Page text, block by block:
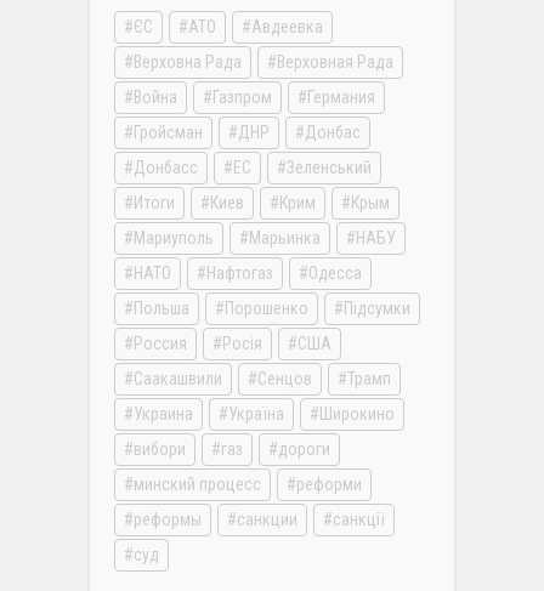
ЄС АТО
Авдеевка
Верховна Рада
Верховная Рада
Война
Газпром
Германия
Гройсман
ДНР
Донбас
Донбасс
ЕС
Зеленський
Итоги
Киев Крим
Крым
Мариуполь
Марьинка
НАБУ
НАТО
Нафтогаз
Одесса
Польша
Порошенко
Підсумки
Россия
Росія
США
Саакашвили
Сенцов
Трамп
Украина
Україна
Широкино
вибори
газ
дороги
минский процесс
реформи
реформы
санкции
санкції
суд